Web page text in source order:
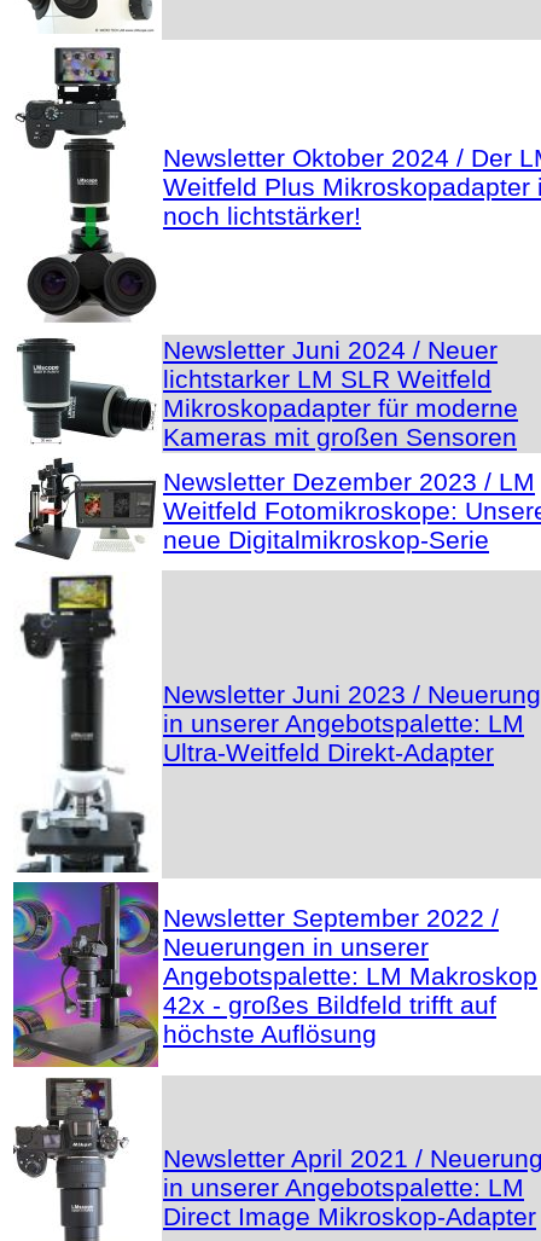
Newsletter Oktober 2024 / Der
Weitfeld Plus Mikroskopadapter
noch lichtstärker!
Newsletter Juni 2024 / Neuer
lichtstarker LM SLR Weitfeld
Mikroskopadapter für moderne
Kameras mit großen Sensoren
Newsletter Dezember 2023 / LM
Weitfeld Fotomikroskope:
neue Digitalmikroskop-Serie
Newsletter Juni 2023 /
in unserer Angebotspalette: LM
Ultra-Weitfeld Direkt-Adapter
Newsletter September 2022 /
Neuerungen in unserer
Angebotspalette: LM Makroskop
42x - großes Bildfeld trifft auf
höchste Auflösung
Newsletter April 2021 /
in unserer Angebotspalette: LM
Direct Image Mikroskop-Adapter